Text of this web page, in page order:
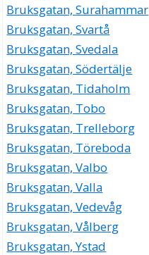
Bruksgatan, Surahammar
Bruksgatan, Svartå
Bruksgatan, Svedala
Bruksgatan, Södertälje
Bruksgatan, Tidaholm
Bruksgatan, Tobo
Bruksgatan, Trelleborg
Bruksgatan, Töreboda
Bruksgatan, Valbo
Bruksgatan, Valla
Bruksgatan, Vedevåg
Bruksgatan, Vålberg
Bruksgatan, Ystad